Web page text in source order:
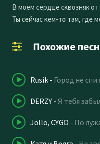
В моем сердце сквозняк
Ты сейчас кем-то там, где
Похожие
Rusik - Город не
DERZY - Я тебя
Jollo, CYGO - По